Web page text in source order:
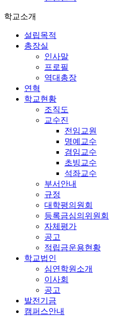
학교소개
설립목적
총장실
인사말
프로필
역대총장
연혁
학교현황
조직도
교수진
전임교원
명예교수
겸임교수
초빙교수
석좌교수
부서안내
규정
대학평의원회
등록금심의위원회
자체평가
공고
적립금운용현황
학교법인
심연학원소개
이사회
공고
발전기금
캠퍼스안내